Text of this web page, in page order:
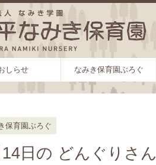
しらせ なみき保育園ぶろぐ
保育園ぶろぐ
日の どんぐりさん